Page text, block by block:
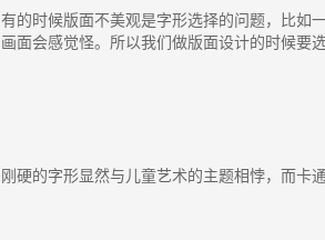
有的时候版面不美观是字形选择的问题，比如
画面会感觉怪。所以我们做版面设计的时候要
刚硬的字形显然与儿童艺术的主题相悖，而卡